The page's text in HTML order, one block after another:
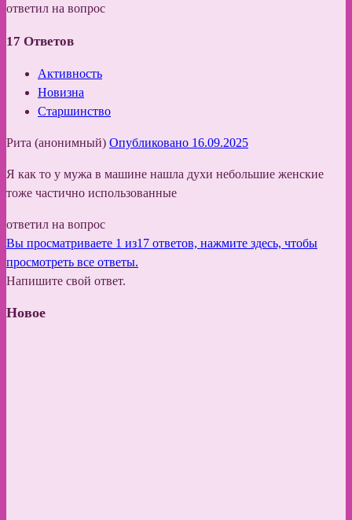
ответил на вопрос
17 Ответов
Активность
Новизна
Старшинство
Рита (анонимный) Опубликовано 16.09.2025
Я как то у мужа в машине нашла духи небольшие женские
тоже частично использованные
ответил на вопрос
Вы просматриваете 1 из17 ответов, нажмите здесь, чтобы
просмотреть все ответы.
Напишите свой ответ.
Новое